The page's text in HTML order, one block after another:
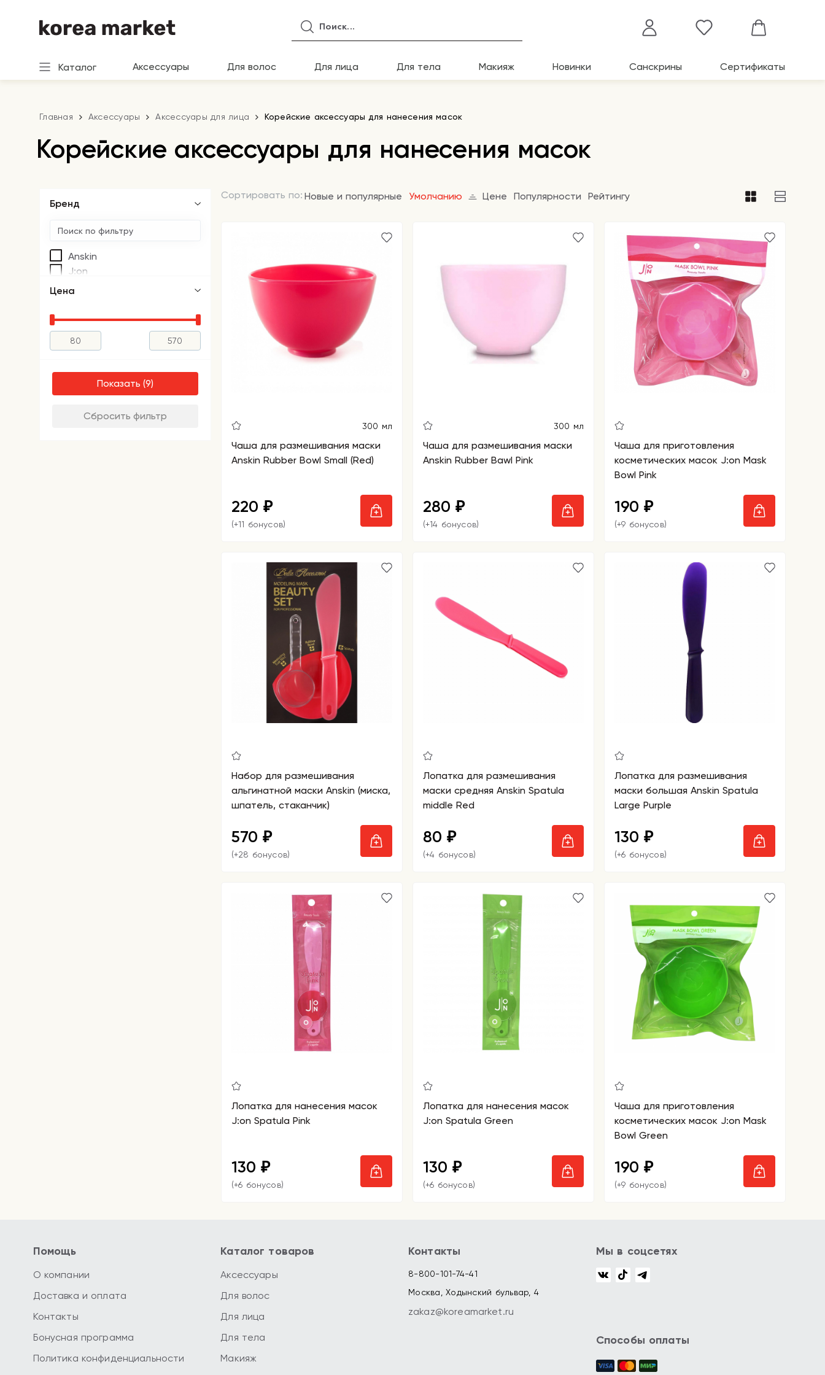
Каталог Аксессуары Для волос Для лица Для тела Макияж Новинки Санскрины Сертификаты
Главная Аксессуары Аксессуары для лица Корейские аксессуары для нанесения масок
Корейские аксессуары для нанесения масок
Сортировать по: Новые и популярные Умолчанию Цене Популярности Рейтингу
300 мл
Чаша для размешивания маски
Anskin Rubber Bowl Small (Red)
220 ₽
(+11 бонусов)
300 мл
Чаша для размешивания маски
Anskin Rubber Bawl Pink
280 ₽
(+14 бонусов)
Чаша для приготовления
косметических масок J:on Mask
Bowl Pink
190 ₽
(+9 бонусов)
Набор для размешивания
альгинатной маски Anskin (миска,
шпатель, стаканчик)
570 ₽
(+28 бонусов)
Лопатка для размешивания
маски средняя Anskin Spatula
middle Red
80 ₽
(+4 бонусов)
Лопатка для размешивания
маски большая Anskin Spatula
Large Purple
130 ₽
(+6 бонусов)
Лопатка для нанесения масок
J:on Spatula Pink
130 ₽
(+6 бонусов)
Лопатка для нанесения масок
J:on Spatula Green
130 ₽
(+6 бонусов)
Чаша для приготовления
косметических масок J:on Mask
Bowl Green
190 ₽
(+9 бонусов)
Бренд
Anskin
J:on
Цена
Показать
Сбросить фильтр
Помощь
О компании
Доставка и оплата
Контакты
Бонусная программа
Политика конфиденциальности
Каталог товаров
Аксессуары
Для волос
Для лица
Для тела
Макияж
Контакты
8-800-101-74-41
Москва, Ходынский бульвар, 4
zakaz@koreamarket.ru
Мы в соцсетях
Способы оплаты